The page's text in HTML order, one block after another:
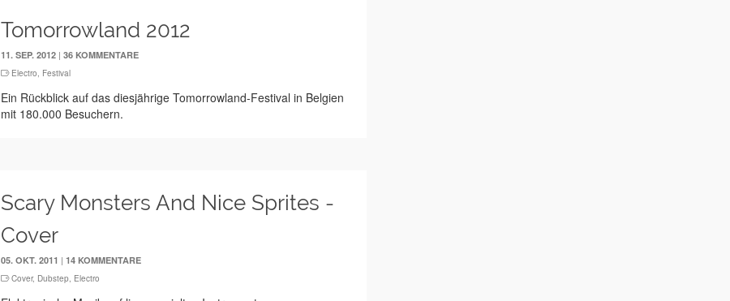
Tomorrowland 2012
11. SEP. 2012 |36 KOMMENTARE
Electro Festival
Ein Rückblick auf das diesjährige Tomorrowland-Festival in Belgien
mit 180.000 Besuchern.
Scary Monsters And Nice Sprites -
Cover
05. OKT. 2011 |14 KOMMENTARE
Cover, Dubstep Electro